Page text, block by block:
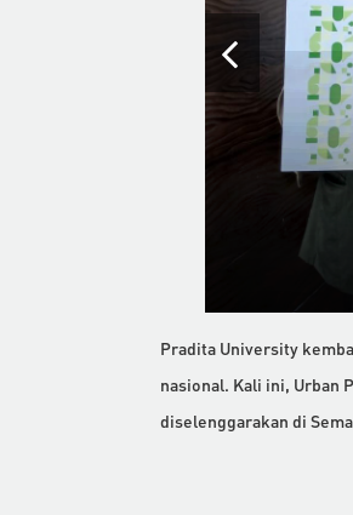
Pradita University
nasional. Kali ini, Urban
diselenggarakan di